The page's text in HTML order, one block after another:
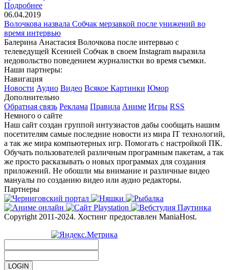
Подробнее
06.04.2019
Волочкова назвала Собчак мерзавкой после унижений во
время интервью
Балерина Анастасия Волочкова после интервью с
телеведущей Ксенией Собчак в своем Instagram выразила
недовольство поведением журналистки во время съемки.
Наши партнеры:
Навигация
Новости Аудио Видео Всякое Картинки Юмор
Дополнительно
Обратная связь Реклама Правила Аниме Игры RSS
Немного о сайте
Наш сайт создан группой интузиастов дабы сообщать нашим
посетителям самые последние новости из мира IT технологий,
а так же мира компьютерных игр. Помогать с настройкой ПК.
Обучать пользователей различным програмным пакетам, а так
же просто расказывать о новых программах для создания
приложений. Не обошли мы внимание и различные видео
мануалы по созданию видео или аудио редакторы.
Партнеры
Copyright 2011-2024. Хостинг предоставлен ManiaHost.